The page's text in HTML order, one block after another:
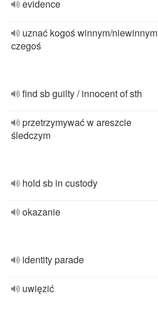
evidence
uznać kogoś winnym/niewinnym
czegoś
find sb guilty / innocent of sth
przetrzymywać w areszcie
śledczym
hold sb in custody
okazanie
identity parade
uwięzić